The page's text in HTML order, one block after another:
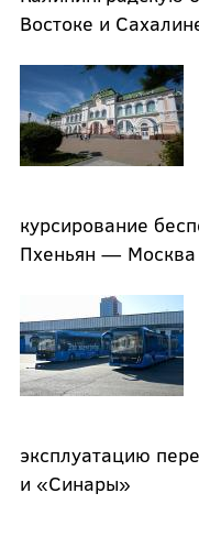
Востоке и
курсирование
Пхеньян —
эксплуатацию
и «Синары»